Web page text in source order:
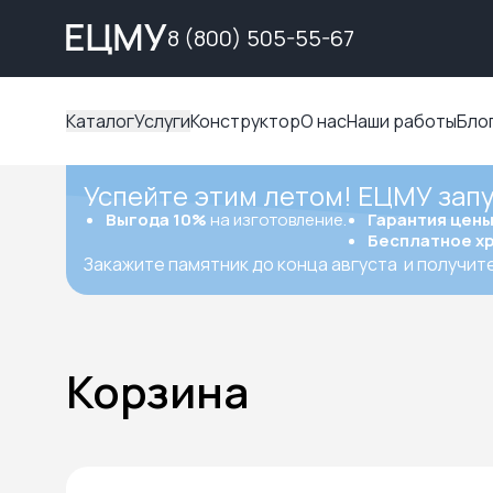
8 (800) 505-55-67
КаталогУслугиКонструкторО насНаши работы
Успейте этим летом! ЕЦМУ
Выгода 10% на изготовление. Гарантия цены
Бесплатное
Закажите памятник до конца августа и
Корзина